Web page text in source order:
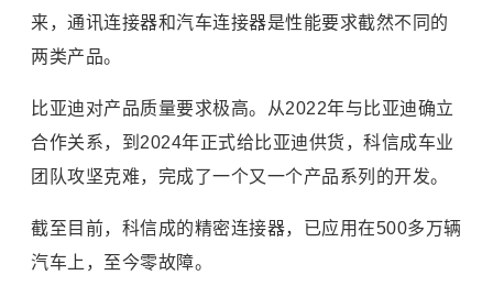
来，通讯连接器和汽车连接器是性能要求截然不同的
两类产品。
比亚迪对产品质量要求极高。从2022年与比亚迪确立
合作关系，到2024年正式给比亚迪供货，科信成车业
团队攻坚克难，完成了一个又一个产品系列的开发。
截至目前，科信成的精密连接器，已应用在500多万辆
汽车上，至今零故障。